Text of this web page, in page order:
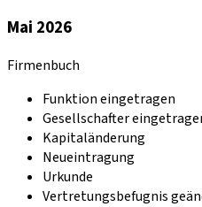
Mai 2026
Firmenbuch
Funktion eingetragen
Gesellschafter
Kapitaländerung
Neueintragung
Urkunde
Vertretungsbefugnis